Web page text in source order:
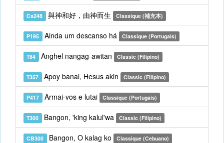
Cs248 與神和好，由神而生 Classique (補充本)
P195 Ainda um descanso há Classique (Portugais)
T84 Anghel nangag-awitan Classic (Filipino)
T357 Apoy banal, Hesus akin Classic (Filipino)
P417 Armai-vos e lutai Classique (Portugais)
T300 Bangon, 'king kalul'wa Classic (Filipino)
CB300 Bangon, O kalag ko Classique (Cebuano)